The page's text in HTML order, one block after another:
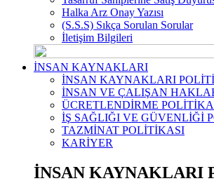
Halka Arz Onay Yazısı
(S.S.S) Sıkça Sorulan Sorular
İletişim Bilgileri
İNSAN KAYNAKLARI
İNSAN KAYNAKLARI
İNSAN VE ÇALIŞAN
ÜCRETLENDİRME
İŞ SAĞLIĞI VE GÜVENLİĞİ
TAZMİNAT POLİTİKASI
KARİYER
İNSAN KAYNAKLARI